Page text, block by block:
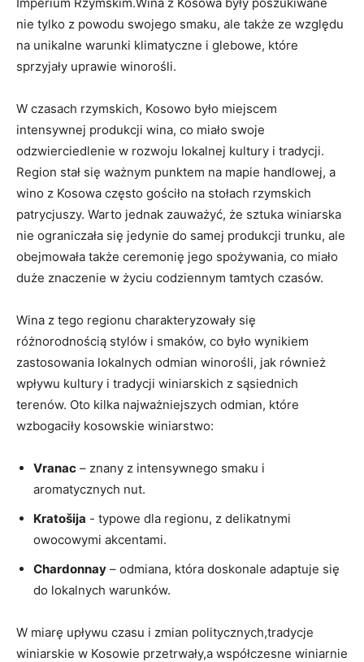
nie​ tylko z powodu swojego smaku, ale także ze względu⁤
na‌ unikalne warunki ⁤klimatyczne i⁤ glebowe, które
sprzyjały uprawie​ winorośli.
W⁤ czasach rzymskich, Kosowo było miejscem
intensywnej produkcji wina, co miało swoje
odzwierciedlenie w rozwoju​ lokalnej kultury‍ i tradycji. ​
Region ⁢stał się ważnym punktem na mapie handlowej, a
wino ⁣z Kosowa często gościło na stołach rzymskich
patrycjuszy. Warto jednak zauważyć, ​że sztuka​ winiarska
nie ograniczała się jedynie‍ do samej produkcji ‌trunku,‍ ale
obejmowała także⁢ ceremonię jego spożywania, co ​miało
duże znaczenie⁢ w ⁢życiu codziennym tamtych czasów.
Wina z tego regionu ‍charakteryzowały się​
różnorodnością stylów ⁢i ​smaków, co było ‌wynikiem⁢
zastosowania lokalnych ​odmian‍ winorośli, ⁤jak również
wpływu kultury i tradycji winiarskich z⁢ sąsiednich
terenów. Oto kilka​ najważniejszych⁤ odmian, które⁤
wzbogaciły kosowskie winiarstwo:
Vranac – znany z intensywnego⁢ smaku⁤ i
aromatycznych nut.
Kratošija ⁢- typowe dla regionu, z delikatnymi
owocowymi ⁣akcentami.
Chardonnay – odmiana,⁣ która doskonale adaptuje ‌się
do ​lokalnych ⁣warunków.
W ​miarę upływu⁤ czasu i⁣ zmian politycznych,tradycje
winiarskie w⁣ Kosowie ⁤przetrwały,a współczesne⁤ winiarnie